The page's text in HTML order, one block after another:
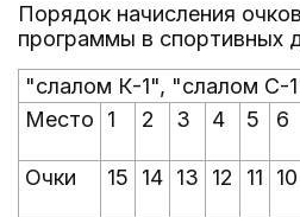
Порядок начисления
программы в спортивных
"слалом К-1", "слалом С-
Место
1 2 3 4 5 6
Очки 15 14 13 12 11 10